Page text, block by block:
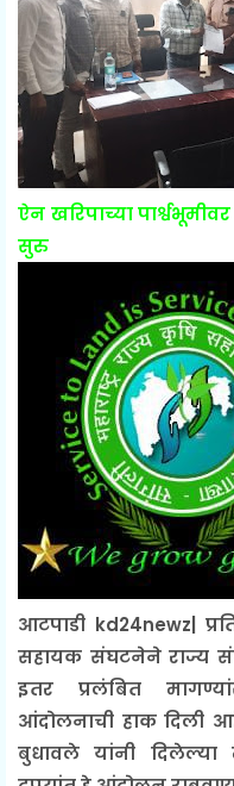
ऐन खरिपाच्या
सुरु
आटपाडी kd24newz|
सहायक संघटनेने राज्य
इतर प्रलंबित
आंदोलनाची हाक दिली
बुधावले यांनी दिलेल्या